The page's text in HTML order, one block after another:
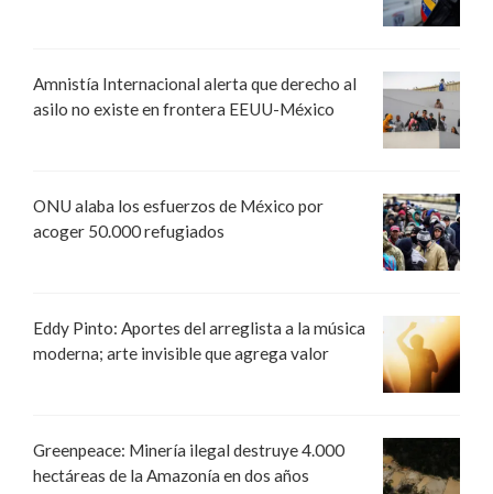
Amnistía Internacional alerta que derecho al
asilo no existe en frontera EEUU-México
ONU alaba los esfuerzos de México por
acoger 50.000 refugiados
Eddy Pinto: Aportes del arreglista a la música
moderna; arte invisible que agrega valor
Greenpeace: Minería ilegal destruye 4.000
hectáreas de la Amazonía en dos años